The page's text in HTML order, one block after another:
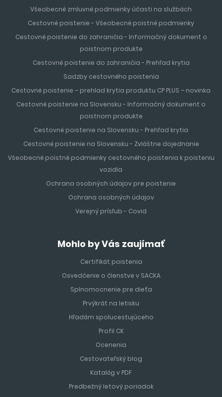
Všeobecné zmluvné podmienky účasti na službách
Cestovné poistenie - Všeobecné poistné podmienky
Cestovné poistenie do zahraničia - Informačný dokument o
poistnom produkte
Cestovné poistenie do zahraničia - Prehľad krytia
Sadzby cestovného poistenia
Cestovné poistenie – prehlad krytia produktu CP PLUS – novinka
Cestovné poistenie na Slovensku - Informačný dokument o
poistnom produkte
Cestovné poistenie na Slovensku - Prehľad krytia
Cestovné poistenie na Slovensku - Zvláštne dojednanie
Všeobecné poistné podmienky cestovného poistenia k poisteniu
vozidla
Ochrana osobných údajov pre poistenie
Ochrana osobných údajov
Verejný prísľub - Covid
Mohlo by Vás zaujímať
Certifikát poistenia
Osvedčenie o členstve v SACKA
Splnomocnenie pre dieťa
Prvýkrát na letisku
Hľadám spolucestujúceho
Profil CK
Ocenenia
Cestovateľský blog
Katalóg v PDF
Predbežný letový poriadok